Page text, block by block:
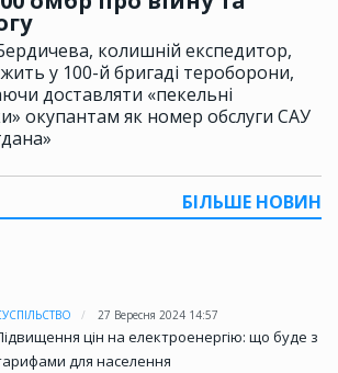
колишній експедитор,
у 100-й бригаді тероборони,
доставляти «пекельні
окупантам як номер обслуги САУ
БІЛЬШЕ НОВИН
27 Вересня 2024 14:57
цін на електроенергію: що буде з
для населення